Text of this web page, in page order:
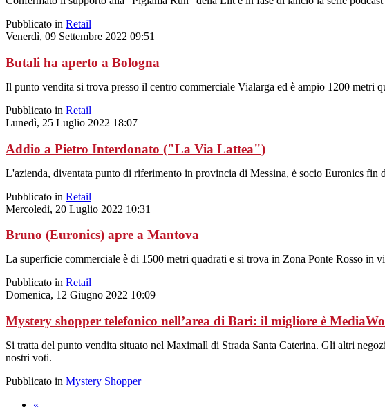
Pubblicato in Retail
Venerdì, 09 Settembre 2022 09:51
Butali ha aperto a Bologna
Il punto vendita si trova presso il centro commerciale Vialarga ed è ampio 1200 metri
Pubblicato in Retail
Lunedì, 25 Luglio 2022 18:07
Addio a Pietro Interdonato ("La Via Lattea")
L'azienda, diventata punto di riferimento in provincia di Messina, è socio Euronics fin
Pubblicato in Retail
Mercoledì, 20 Luglio 2022 10:31
Bruno (Euronics) apre a Mantova
La superficie commerciale è di 1500 metri quadrati e si trova in Zona Ponte Rosso in
Pubblicato in Retail
Domenica, 12 Giugno 2022 10:09
Mystery shopper telefonico nell’area di Bari: il migliore è
Si tratta del punto vendita situato nel Maximall di Strada Santa Caterina. Gli altri
nostri voti.
Pubblicato in Mystery Shopper